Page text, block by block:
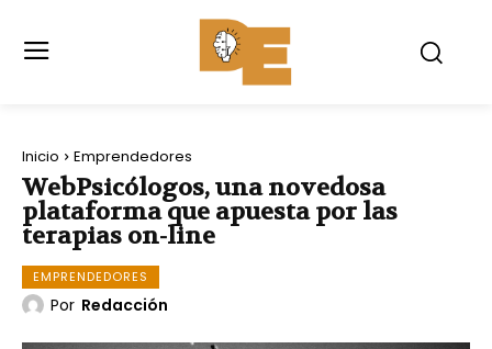
Inicio Emprendedores
WebPsicólogos, una novedosa
plataforma que apuesta por las
terapias on-line
EMPRENDEDORES
Por Redacción